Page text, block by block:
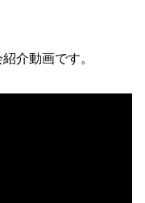
介動画です。